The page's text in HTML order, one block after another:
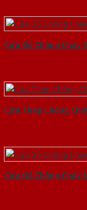
Cửa Gỗ Chống Cháy
Cửa Thép Chống
Cửa Gỗ Chống Cháy